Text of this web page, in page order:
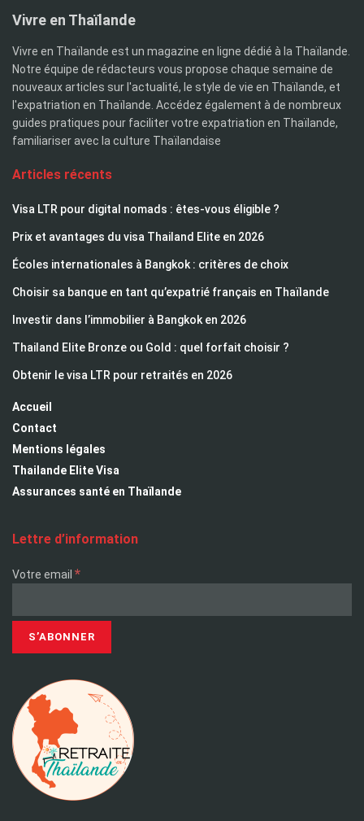
Vivre en Thaïlande
Vivre en Thaïlande est un magazine en ligne dédié à la Thaïlande.
Notre équipe de rédacteurs vous propose chaque semaine de
nouveaux articles sur l'actualité, le style de vie en Thaïlande, et
l'expatriation en Thaïlande. Accédez également à de nombreux
guides pratiques pour faciliter votre expatriation en Thaïlande,
familiariser avec la culture Thaïlandaise
Articles récents
Visa LTR pour digital nomads : êtes-vous éligible ?
Prix et avantages du visa Thailand Elite en 2026
Écoles internationales à Bangkok : critères de choix
Choisir sa banque en tant qu’expatrié français en Thaïlande
Investir dans l’immobilier à Bangkok en 2026
Thailand Elite Bronze ou Gold : quel forfait choisir ?
Obtenir le visa LTR pour retraités en 2026
Accueil
Contact
Mentions légales
Thailande Elite Visa
Assurances santé en Thaïlande
Lettre d’information
Votre email *